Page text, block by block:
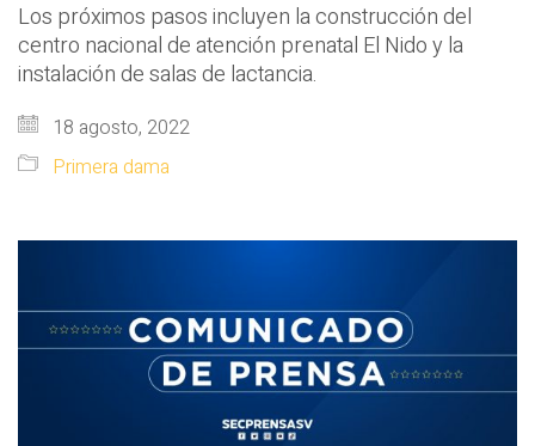
Los próximos pasos incluyen la construcción del
centro nacional de atención prenatal El Nido y la
instalación de salas de lactancia.
18 agosto, 2022
Primera dama